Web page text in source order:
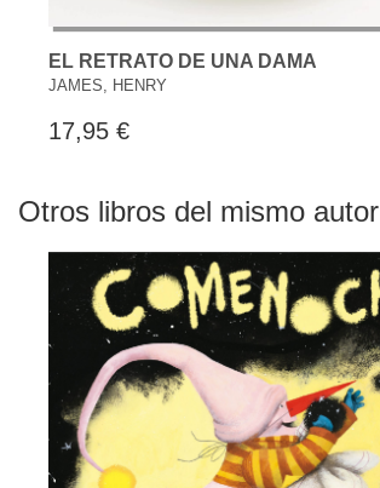
EL RETRATO DE UNA DAMA
JAMES, HENRY
17,95 €
Otros libros del mismo autor